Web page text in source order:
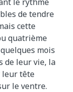
de tendre
cette
quatrième
mois
de leur vie, la
leur tête
le ventre.